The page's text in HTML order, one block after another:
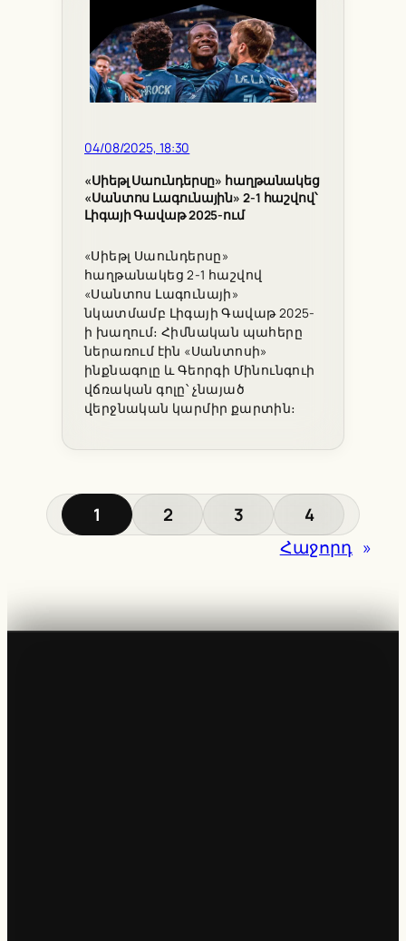
04/08/2025, 18:30
«Սիեթլ Սաունդերսը» հաղթանակեց
«Սանտոս Լագունային» 2-1 հաշվով՝
Լիգայի Գավաթ 2025-ում
«Սիեթլ Սաունդերսը»
հաղթանակեց 2-1 հաշվով
«Սանտոս Լագունայի»
նկատմամբ Լիգայի Գավաթ 2025-
ի խաղում։ Հիմնական պահերը
ներառում էին «Սանտոսի»
ինքնագոլը և Գեորգի Մինունգուի
վճռական գոլը՝ չնայած
վերջնական կարմիր քարտին։
1 2 3
4
Հաջորդ »